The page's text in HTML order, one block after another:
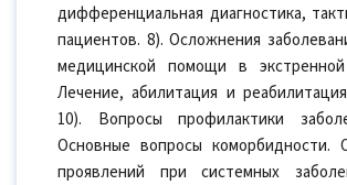
дифференциальная диагностика,
пациентов. 8). Осложнения
медицинской помощи в
Лечение, абилитация и
10). Вопросы профилактики
Основные вопросы коморбидности.
проявлений при системных